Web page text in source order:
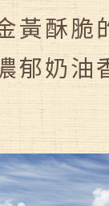
黃酥脆
郁奶油